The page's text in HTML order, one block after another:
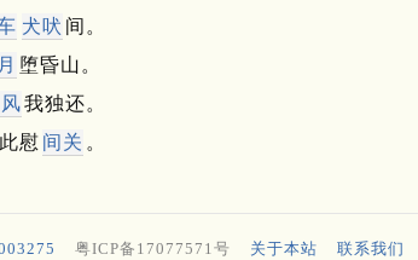
犬吠 间。
堕昏山。
我独还。
慰 间关 。
粤ICP备17077571号 关于本站 联系我们